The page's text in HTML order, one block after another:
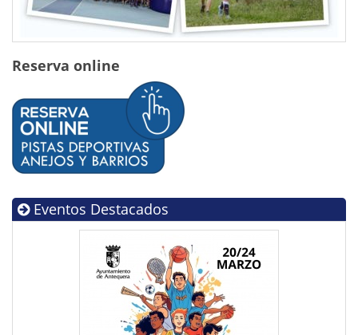
Reserva online
Eventos Destacados